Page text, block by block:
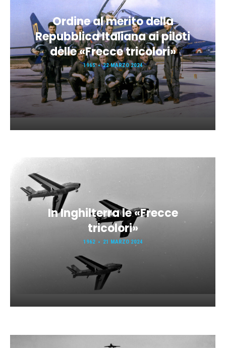
Ordine al merito della
Repubblica Italiana ai piloti
delle «Frecce tricolori»
1965 22 MARZO 2024
In Inghilterra le «Frecce
tricolori»
1962 21 MARZO 2024